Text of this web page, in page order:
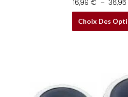
16,99 € – 36,95
Choix Des